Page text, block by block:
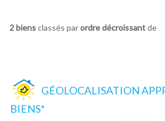
2 biensclassés parordre décroissantde
GÉOLOCALISATION
BIENS*